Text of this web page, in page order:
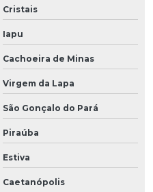
Cristais
Iapu
Cachoeira de Minas
Virgem da Lapa
São Gonçalo do Pará
Piraúba
Estiva
Caetanópolis